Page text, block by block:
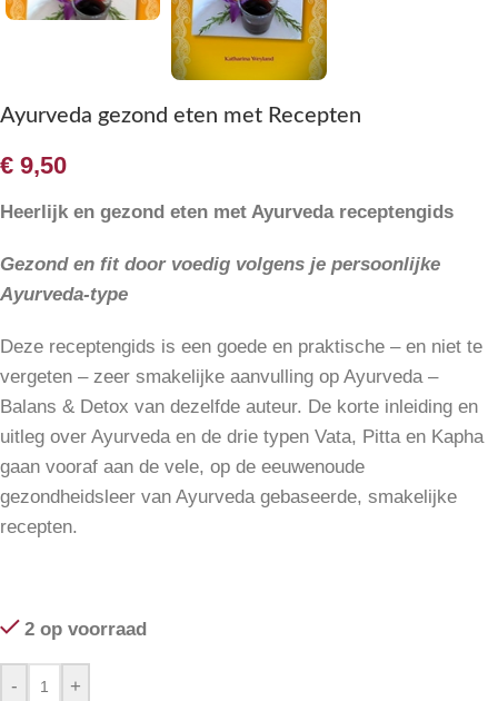
Ayurveda gezond eten met Recepten
€ 9,50
Heerlijk en gezond eten met Ayurveda receptengids
Gezond en fit door voedig volgens je persoonlijke
Ayurveda-type
Deze receptengids is een goede en praktische – en niet te
vergeten – zeer smakelijke aanvulling op Ayurveda –
Balans & Detox van dezelfde auteur. De korte inleiding en
uitleg over Ayurveda en de drie typen Vata, Pitta en Kapha
gaan vooraf aan de vele, op de eeuwenoude
gezondheidsleer van Ayurveda gebaseerde, smakelijke
recepten.
2 op voorraad
- +